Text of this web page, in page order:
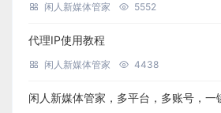
闲人新媒体管家 5552
代理IP使用教程
闲人新媒体管家 4438
闲人新媒体管家，多平台，多账号，一